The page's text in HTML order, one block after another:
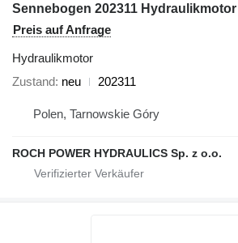
Sennebogen 202311 Hydraulikmotor
Preis auf Anfrage
Hydraulikmotor
Zustand neu 202311
Polen, Tarnowskie Góry
ROCH POWER HYDRAULICS Sp. z o.o.